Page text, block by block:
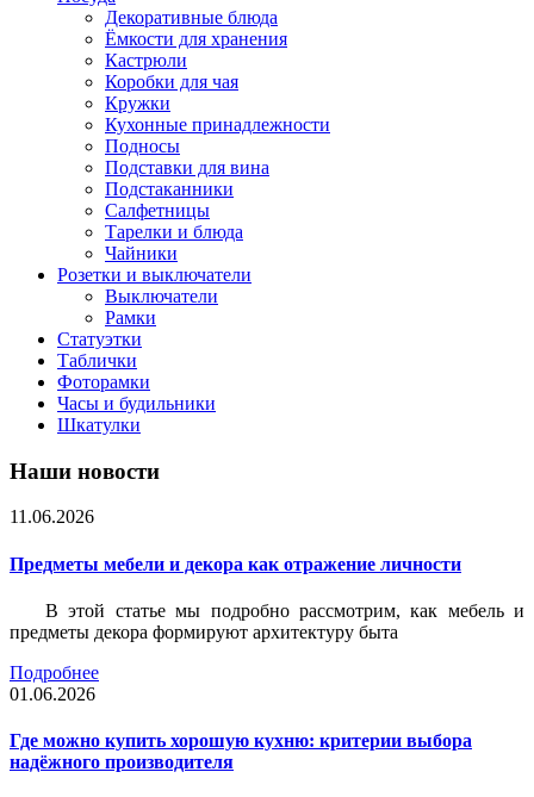
Декоративные блюда
Ёмкости для хранения
Кастрюли
Коробки для чая
Кружки
Кухонные принадлежности
Подносы
Подставки для вина
Подстаканники
Салфетницы
Тарелки и блюда
Чайники
Розетки и выключатели
Выключатели
Рамки
Статуэтки
Таблички
Фоторамки
Часы и будильники
Шкатулки
Наши новости
11.06.2026
Предметы мебели и декора как отражение личности
В этой статье мы подробно рассмотрим, как мебель и
предметы декора формируют архитектуру быта
Подробнее
01.06.2026
Где можно купить хорошую кухню: критерии выбора
надёжного производителя